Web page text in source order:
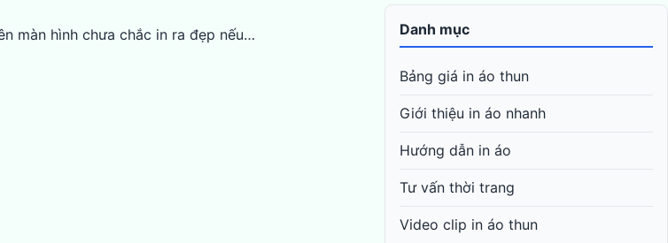
màn hình chưa chắc in ra đẹp nếu… Danh mục
Bảng giá in áo thun
Giới thiệu in áo nhanh
Hướng dẫn in áo
Tư vấn thời trang
Video clip in áo thun